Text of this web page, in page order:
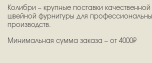
Колибри – крупные поставки качественной
швейной фурнитуры для
производств.
Минимальная сумма заказа – от 4000₽